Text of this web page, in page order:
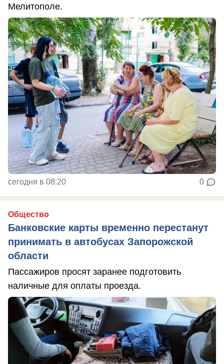
Мелитополе.
сегодня в 08:20 0
Общество
Банковские карты временно перестанут
принимать в автобусах Запорожской
области
Пассажиров просят заранее подготовить
наличные для оплаты проезда.